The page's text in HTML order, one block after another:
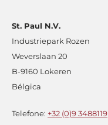
St. Paul N.V.
Industriepark Rozen
Weverslaan 20
B-9160 Lokeren
Bélgica
Telefone: +32 (0)9 3488119